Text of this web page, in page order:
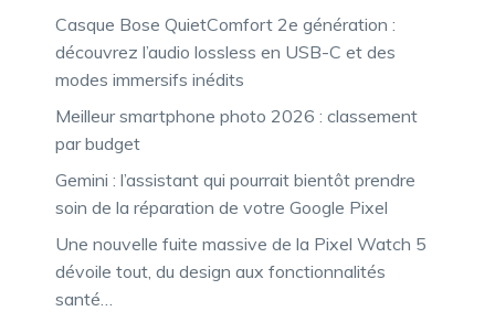
Casque Bose QuietComfort 2e génération :
découvrez l’audio lossless en USB-C et des
modes immersifs inédits
Meilleur smartphone photo 2026 : classement
par budget
Gemini : l’assistant qui pourrait bientôt prendre
soin de la réparation de votre Google Pixel
Une nouvelle fuite massive de la Pixel Watch 5
dévoile tout, du design aux fonctionnalités
santé…